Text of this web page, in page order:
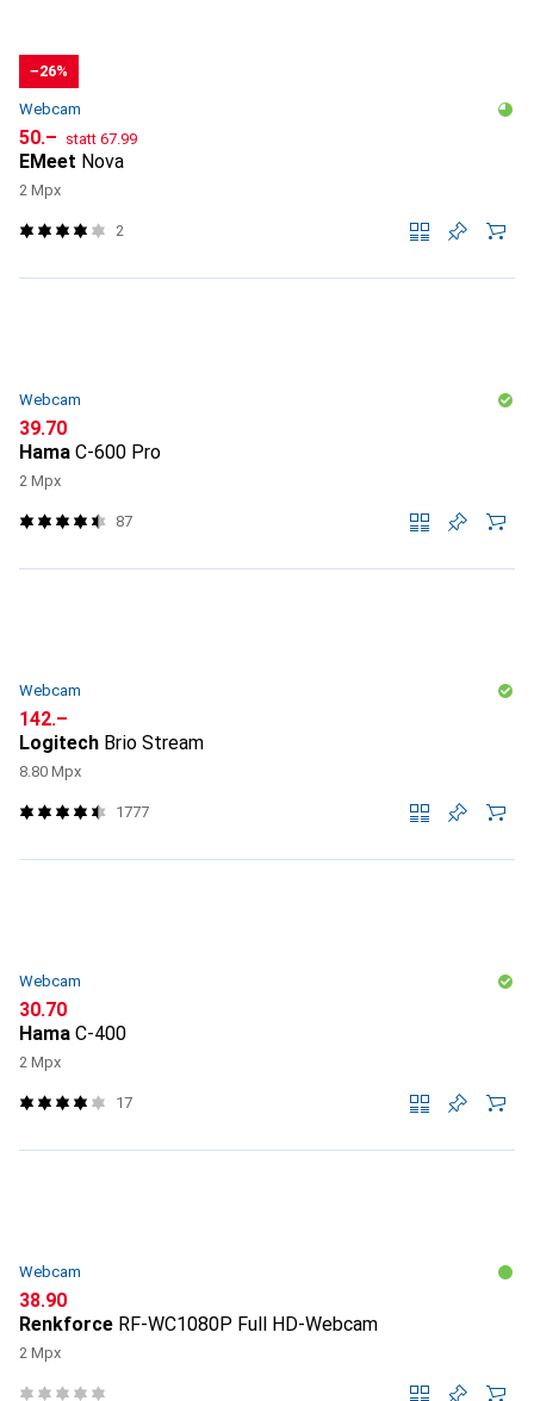
−26%
Webcam
CHF
50.– statt CHF
67.99
EMeet Nova
2 Mpx
2
Webcam
CHF
39.70
Hama C-600 Pro
2 Mpx
87
Webcam
CHF
142.–
Logitech Brio Stream
8.80 Mpx
1777
Webcam
CHF
30.70
Hama C-400
2 Mpx
17
Webcam
CHF
38.90
Renkforce RF-WC1080P Full HD-Webcam
2 Mpx